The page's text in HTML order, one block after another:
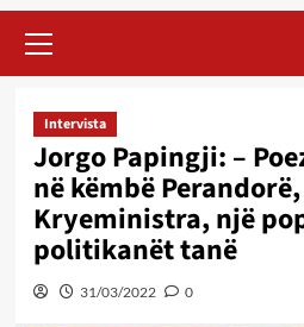
Menu
Intervista
Jorgo Papingji: –
në këmbë
Kryeministra, një
politikanët tanë
31/03/2022 0